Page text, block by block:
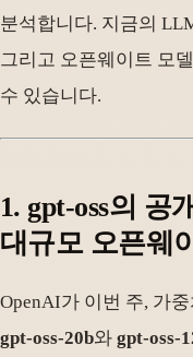
분석합니다. 지금의
그리고 오픈웨이트 모
수 있습니다.
1. gpt-oss의 공
대규모 오픈웨
OpenAI가 이번 주, 가
gpt-oss-20b와 gpt-oss-